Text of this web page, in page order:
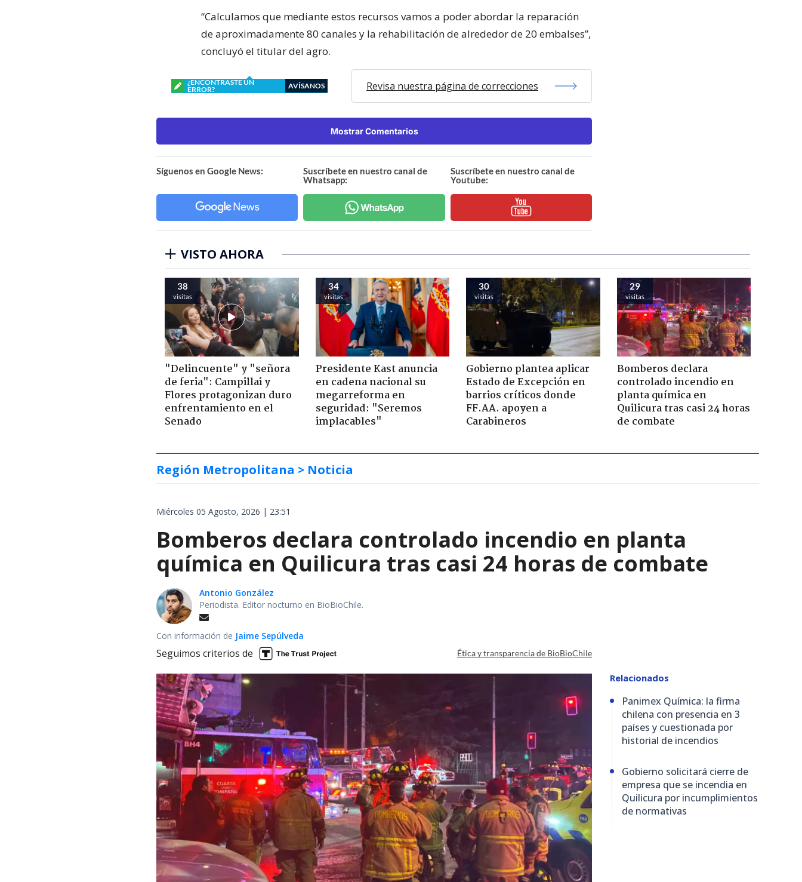
“Calculamos que mediante estos recursos vamos a poder abordar la reparación
de aproximadamente 80 canales y la rehabilitación de alrededor de 20 embalses”,
concluyó el titular del agro.
¿ENCONTRASTE UN
ERROR?
AVÍSANOS Revisa nuestra página de correcciones
Mostrar Comentarios
Síguenos en Google News:
Suscríbete en nuestro canal de
Whatsapp:
Suscríbete en nuestro canal de
Youtube:
VISTO AHORA
38
visitas
"Delincuente" y "señora
de feria": Campillai y
Flores protagonizan duro
enfrentamiento en el
Senado
34
visitas
Presidente Kast anuncia
en cadena nacional su
megarreforma en
seguridad: "Seremos
implacables"
30
visitas
Gobierno plantea aplicar
Estado de Excepción en
barrios críticos donde
FF.AA. apoyen a
Carabineros
29
visitas
Bomberos declara
controlado incendio en
planta química en
Quilicura tras casi 24 horas
de combate
Región Metropolitana > Noticia
Miércoles 05 Agosto, 2026 | 23:51
Bomberos declara controlado incendio en planta
química en Quilicura tras casi 24 horas de combate
Antonio González
Periodista. Editor nocturno en BioBioChile.
Con información de Jaime Sepúlveda
Seguimos criterios de Ética y transparencia de BioBioChile
Relacionados
Panimex Química: la firma
chilena con presencia en 3
países y cuestionada por
historial de incendios
Gobierno solicitará cierre de
empresa que se incendia en
Quilicura por incumplimientos
de normativas